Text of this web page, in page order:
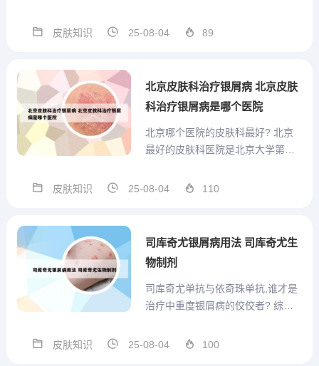
脓疱，并伴有高热。特点：发病率
是由于免疫异常等多种原因直接导
鳞...
皮肤知识 25-08-04 89
北京皮肤科治疗银屑病 北京皮肤
科治疗银屑病是哪个医院
北京哪个医院的皮肤科最好? 北京
最好的皮肤科医院是北京大学第一
的优势所在：专业团队与经验积
他们在皮肤病领域具有深厚的学术
科...
皮肤知识 25-08-04 110
司库奇尤银屑病用法 司库奇尤生
物制剂
司库奇尤单抗与依奇珠单抗,谁才是
治疗中重度银屑病的佼佼者? 综上
在治疗中重度银屑病上疗效相当，
皮肤知识 25-08-04 100